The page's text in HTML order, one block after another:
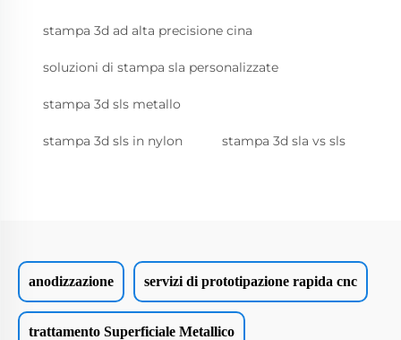
stampa 3d ad alta precisione cina
soluzioni di stampa sla personalizzate
stampa 3d sls metallo
stampa 3d sls in nylon stampa 3d sla vs sls
anodizzazione servizi di prototipazione rapida cnc
trattamento Superficiale Metallico